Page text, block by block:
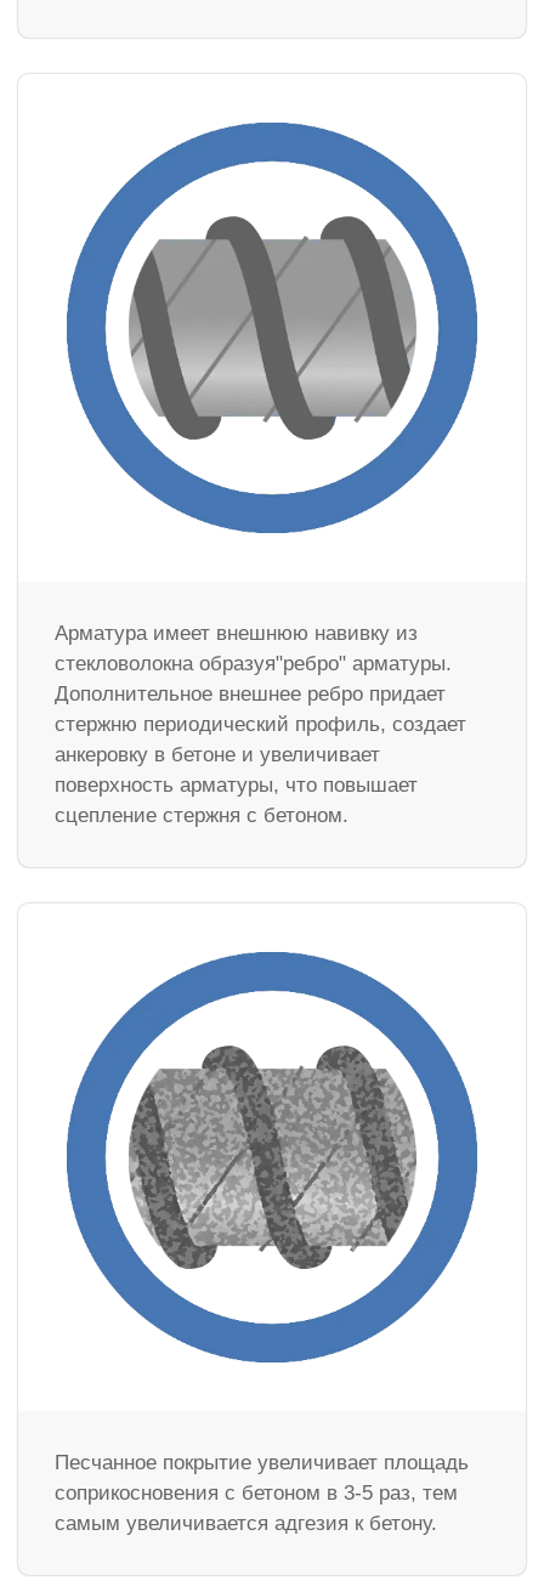
Арматура имеет внешнюю навивку из
стекловолокна образуя"ребро" арматуры.
Дополнительное внешнее ребро придает
стержню периодический профиль, создает
анкеровку в бетоне и увеличивает
поверхность арматуры, что повышает
сцепление стержня с бетоном.
Песчанное покрытие увеличивает площадь
соприкосновения с бетоном в 3-5 раз, тем
самым увеличивается адгезия к бетону.